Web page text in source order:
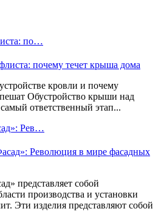
по…
кровли и почему
Обустройство крыши над
ответственный этап...
Рев…
представляет собой
производства и установки
Эти изделия представляют собой